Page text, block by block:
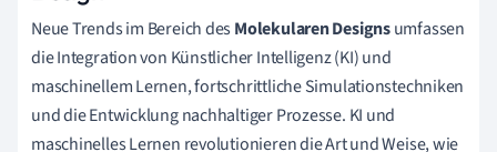
Neue Trends im Bereich desMolekularen Designsumfassen
die Integration von Künstlicher Intelligenz (KI) und
maschinellem Lernen, fortschrittliche Simulationstechniken
und die Entwicklung nachhaltiger Prozesse. KI und
maschinelles Lernen revolutionieren die Art und Weise, wie